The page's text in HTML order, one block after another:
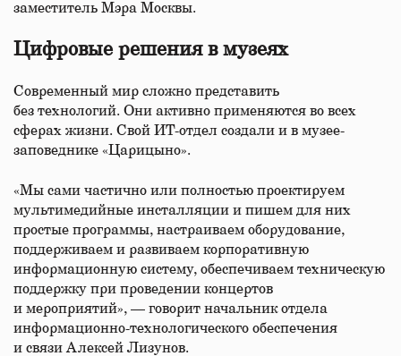
заместитель Мэра Москвы.
Цифровые решения в музеях
Современный мир сложно представить
без технологий. Они активно применяются во всех
сферах жизни. Свой ИТ-отдел создали и в музее-
заповеднике «Царицыно».
«Мы сами частично или полностью проектируем
мультимедийные инсталляции и пишем для них
простые программы, настраиваем оборудование,
поддерживаем и развиваем корпоративную
информационную систему, обеспечиваем техническую
поддержку при проведении концертов
и мероприятий», — говорит начальник отдела
информационно-технологического обеспечения
и связи Алексей Лизунов.